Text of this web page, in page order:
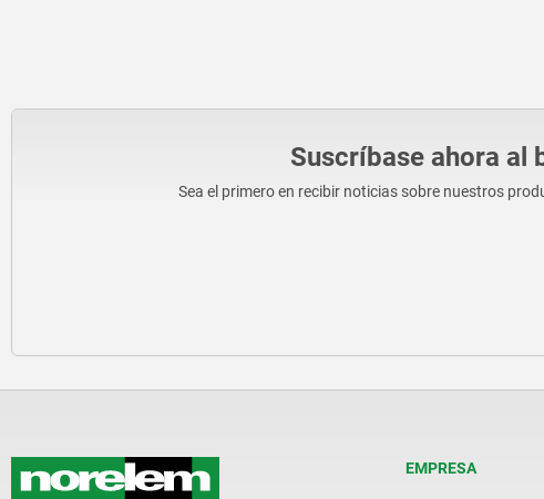
Suscríbase ahora al
Sea el primero en recibir noticias sobre nuestros
EMPRESA